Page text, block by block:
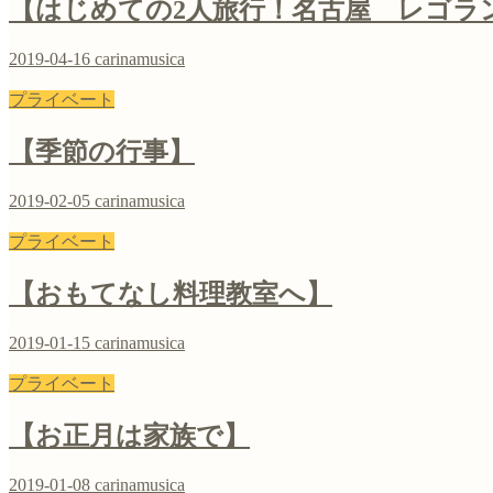
【はじめての2人旅行！名古屋 レゴラ
2019-04-16 carinamusica
プライベート
【季節の行事】
2019-02-05 carinamusica
プライベート
【おもてなし料理教室へ】
2019-01-15 carinamusica
プライベート
【お正月は家族で】
2019-01-08 carinamusica